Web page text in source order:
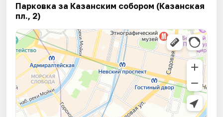
Парковка за Казанским собором (Казанская
пл., 2)